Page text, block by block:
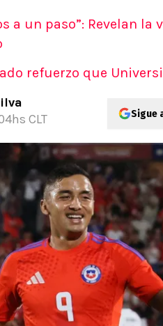
a un paso”: Revelan la
refuerzo que
CLT
Sigue